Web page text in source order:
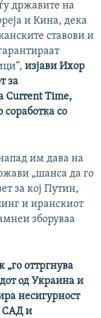
државите на
и Кина, дека
ставови и
изјави Ихор
за
Current Time,
соработка со
им дава на
„шанса да го
за кој Путин,
и иранскиот
зборуваа
„го оттргнува
од Украина и
несигурност
САД и